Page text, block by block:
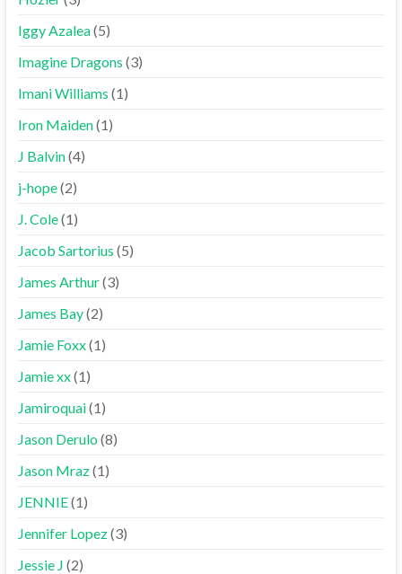
Iggy Azalea(5)
Imagine Dragons (3)
Imani Williams (1)
Iron Maiden(1)
J Balvin(4)
j-hope(2)
J. Cole(1)
Jacob Sartorius (5)
James Arthur(3)
James Bay(2)
Jamie Foxx(1)
Jamie xx(1)
Jamiroquai(1)
Jason Derulo(8)
Jason Mraz(1)
JENNIE(1)
Jennifer Lopez(3)
Jessie J (2)